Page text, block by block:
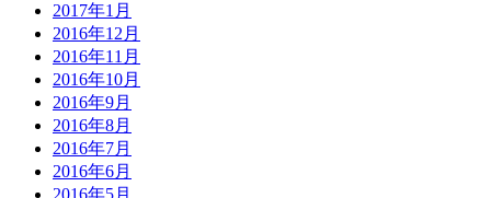
2017年1月
2016年12月
2016年11月
2016年10月
2016年9月
2016年8月
2016年7月
2016年6月